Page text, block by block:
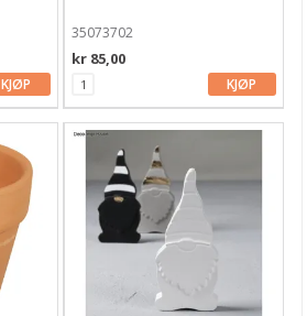
KJØP
35073702
kr 85,00
KJØP